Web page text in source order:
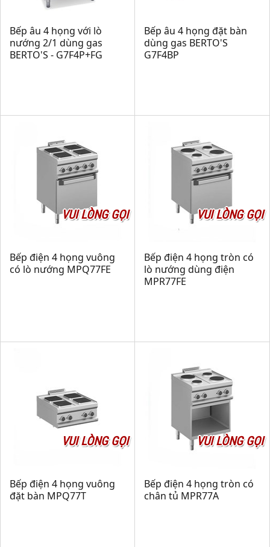
Bếp âu 4 họng với lò
nướng 2/1 dùng gas
BERTO'S - G7F4P+FG
Bếp âu 4 họng đặt bàn
dùng gas BERTO'S
G7F4BP
VUI LÒNG GỌI
Bếp điện 4 họng vuông
có lò nướng MPQ77FE
VUI LÒNG GỌI
Bếp điện 4 họng tròn có
lò nướng dùng điện
MPR77FE
VUI LÒNG GỌI
Bếp điện 4 họng vuông
đặt bàn MPQ77T
VUI LÒNG GỌI
Bếp điện 4 họng tròn có
chân tủ MPR77A